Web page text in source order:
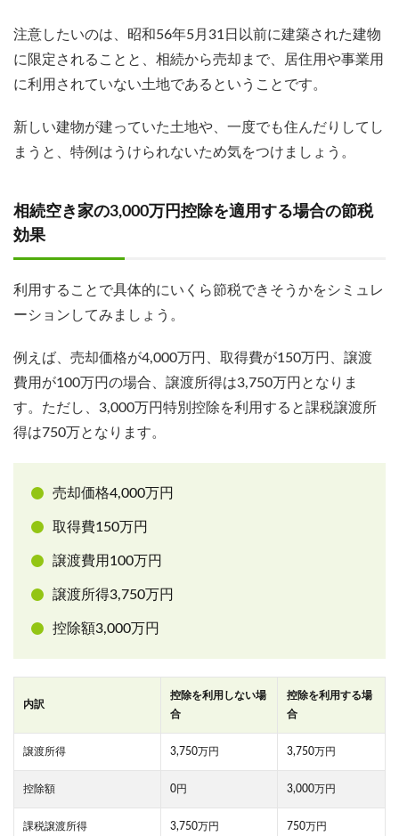
注意したいのは、昭和56年5月31日以前に建築された建物
に限定されることと、相続から売却まで、居住用や事業用
に利用されていない土地であるということです。
新しい建物が建っていた土地や、一度でも住んだりしてし
まうと、特例はうけられないため気をつけましょう。
相続空き家の3,000万円控除を適用する場合の節税
効果
利用することで具体的にいくら節税できそうかをシミュレ
ーションしてみましょう。
例えば、売却価格が4,000万円、取得費が150万円、譲渡
費用が100万円の場合、譲渡所得は3,750万円となりま
す。ただし、3,000万円特別控除を利用すると課税譲渡所
得は750万となります。
売却価格4,000万円
取得費150万円
譲渡費用100万円
譲渡所得3,750万円
控除額3,000万円
内訳
控除を利用しない場
合
控除を利用する場
合
譲渡所得 3,750万円 3,750万円
控除額 0円 3,000万円
課税譲渡所得 3,750万円 750万円